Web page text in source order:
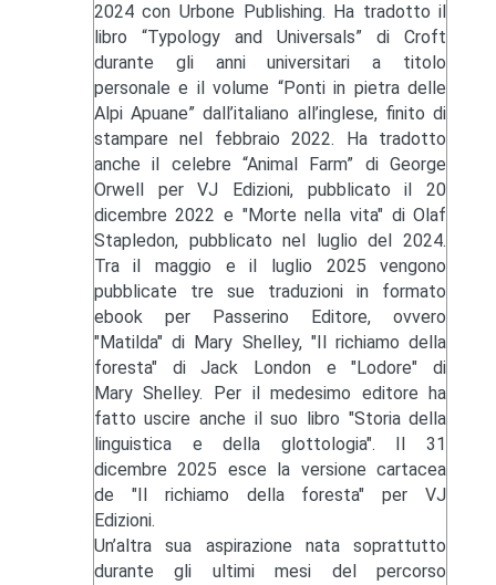
2024 con Urbone Publishing. Ha tradotto il
libro “Typology and Universals” di Croft
durante gli anni universitari a titolo
personale e il volume “Ponti in pietra delle
Alpi Apuane” dall’italiano all’inglese, finito di
stampare nel febbraio 2022. Ha tradotto
anche il celebre “Animal Farm” di George
Orwell per VJ Edizioni, pubblicato il 20
dicembre 2022 e "Morte nella vita" di Olaf
Stapledon, pubblicato nel luglio del 2024.
Tra il maggio e il luglio 2025 vengono
pubblicate tre sue traduzioni in formato
ebook per Passerino Editore, ovvero
"Matilda" di Mary Shelley, "Il richiamo della
foresta" di Jack London e "Lodore" di
Mary Shelley. Per il medesimo editore ha
fatto uscire anche il suo libro "Storia della
linguistica e della glottologia". Il 31
dicembre 2025 esce la versione cartacea
de "Il richiamo della foresta" per VJ
Edizioni.
Un’altra sua aspirazione nata soprattutto
durante gli ultimi mesi del percorso